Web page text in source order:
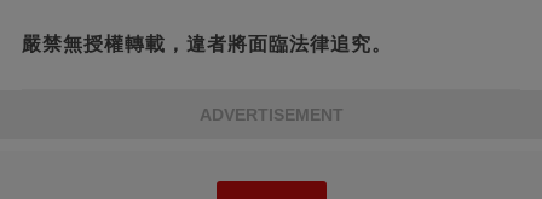
嚴禁無授權轉載，違者將面臨法律追究。
ADVERTISEMENT